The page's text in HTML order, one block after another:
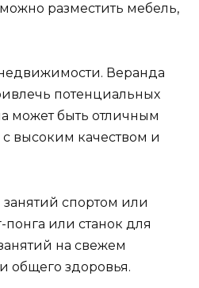
разместить мебель,
Веранда
потенциальных
может быть отличным
высоким качеством и
занятий спортом или
или станок для
на свежем
общего здоровья.